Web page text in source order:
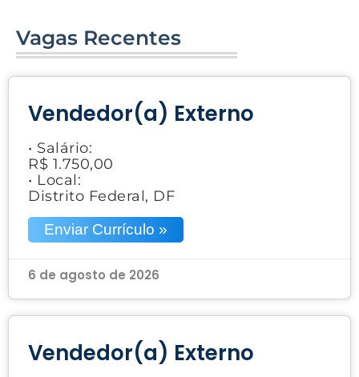
Vagas Recentes
Vendedor(a) Externo
• Salário:
R$ 1.750,00
• Local:
Distrito Federal, DF
Enviar Currículo »
6 de agosto de 2026
Vendedor(a) Externo